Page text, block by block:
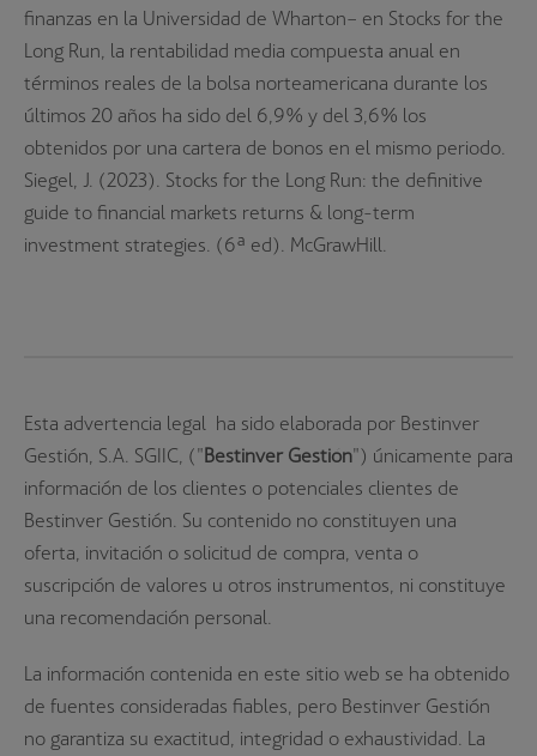
finanzas en la Universidad de Wharton– en Stocks for the
Long Run, la rentabilidad media compuesta anual en
términos reales de la bolsa norteamericana durante los
últimos 20 años ha sido del 6,9% y del 3,6% los
obtenidos por una cartera de bonos en el mismo periodo.
Siegel, J. (2023). Stocks for the Long Run: the definitive
guide to financial markets returns & long-term
investment strategies. (6ª ed). McGrawHill.
Esta advertencia legal ha sido elaborada por Bestinver
Gestión, S.A. SGIIC, ("Bestinver Gestión") únicamente para
información de los clientes o potenciales clientes de
Bestinver Gestión. Su contenido no constituyen una
oferta, invitación o solicitud de compra, venta o
suscripción de valores u otros instrumentos, ni constituye
una recomendación personal.
La información contenida en este sitio web se ha obtenido
de fuentes consideradas fiables, pero Bestinver Gestión
no garantiza su exactitud, integridad o exhaustividad. La